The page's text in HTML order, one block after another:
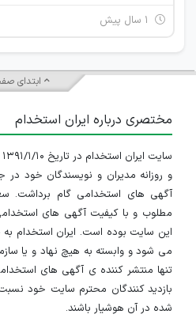
ابتدای
مختصری درباره ایران استخدام
و روزانه مدیران و نویسندگان خود
آگهی های استخدامی گام برداشت.
مطلوب و با کیفیت آگهی های
این سایت بوده است. ایران استخدام
می شود و وابسته به هیچ نهاد و یا
تنها منتشر کننده ی آگهی های
بازدید کنندگان محترم سایت خود
شده در آن هوشیار باشند.